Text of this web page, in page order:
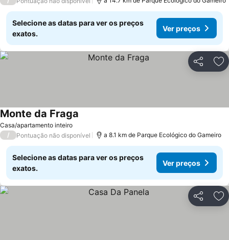
Selecione as datas para ver os preços
exatos.
Ver preços
Partilhar
Casa/apartamento inteiro
Monte da Fraga
/ Pontuação não disponível a 8.1 km de Parque Ecológico do Gameiro
Selecione as datas para ver os preços
exatos.
Ver preços
Partilhar